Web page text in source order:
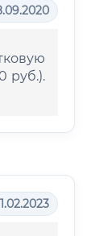
руб.).